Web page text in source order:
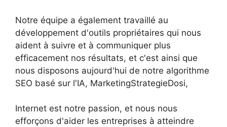
Notre équipe a également travaillé au
développement d'outils propriétaires qui nous
aident à suivre et à communiquer plus
efficacement nos résultats, et c'est ainsi que
nous disposons aujourd'hui de notre algorithme
SEO basé sur l'IA, MarketingStrategieDosi,
Internet est notre passion, et nous nous
efforçons d'aider les entreprises à atteindre